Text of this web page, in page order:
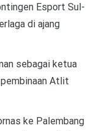
Esport Sul-
di ajang
sebagai ketua
Atlit
ke Palembang